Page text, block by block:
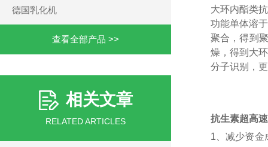
德国乳化机
查看全部产品 >>
相关文章
RELATED ARTICLES
大环内酯类
功能单体溶
聚合，得到
燥，得到大
分子识别，
抗生素超高
1、减少资金